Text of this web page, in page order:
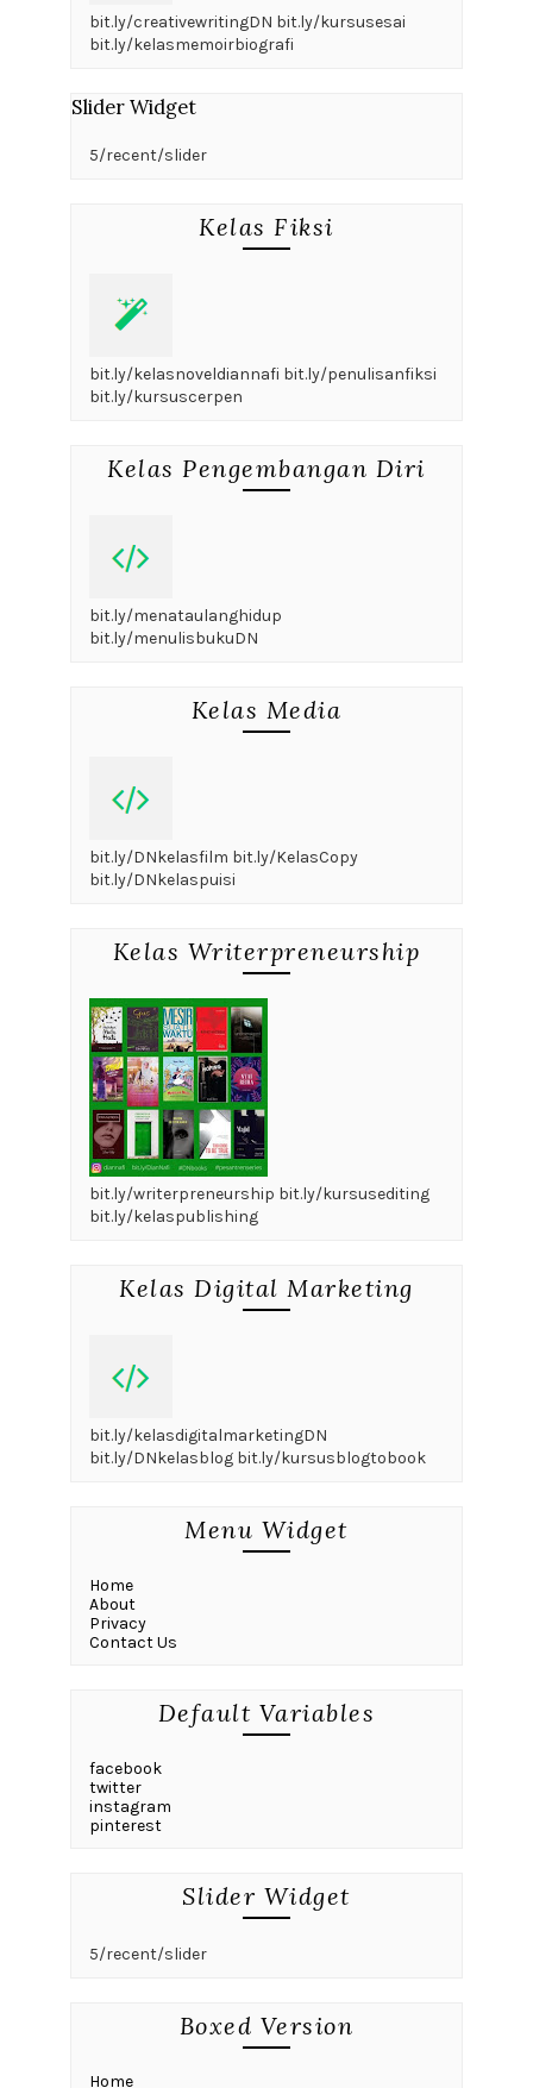
bit.ly/creativewritingDN bit.ly/kursusesai
bit.ly/kelasmemoirbiografi
Slider Widget
5/recent/slider
Kelas Fiksi
bit.ly/kelasnoveldiannafi bit.ly/penulisanfiksi
bit.ly/kursuscerpen
Kelas Pengembangan Diri
bit.ly/menataulanghidup
bit.ly/menulisbukuDN
Kelas Media
bit.ly/DNkelasfilm bit.ly/KelasCopy
bit.ly/DNkelaspuisi
Kelas Writerpreneurship
bit.ly/writerpreneurship bit.ly/kursusediting
bit.ly/kelaspublishing
Kelas Digital Marketing
bit.ly/kelasdigitalmarketingDN
bit.ly/DNkelasblog bit.ly/kursusblogtobook
Menu Widget
Home
About
Privacy
Contact Us
Default Variables
facebook
twitter
instagram
pinterest
Slider Widget
5/recent/slider
Boxed Version
Home